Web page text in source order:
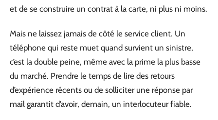
et de se construire un contrat à la carte, ni plus ni moins.
Mais ne laissez jamais de côté le service client. Un
téléphone qui reste muet quand survient un sinistre,
c’est la double peine, même avec la prime la plus basse
du marché. Prendre le temps de lire des retours
d’expérience récents ou de solliciter une réponse par
mail garantit d’avoir, demain, un interlocuteur fiable.